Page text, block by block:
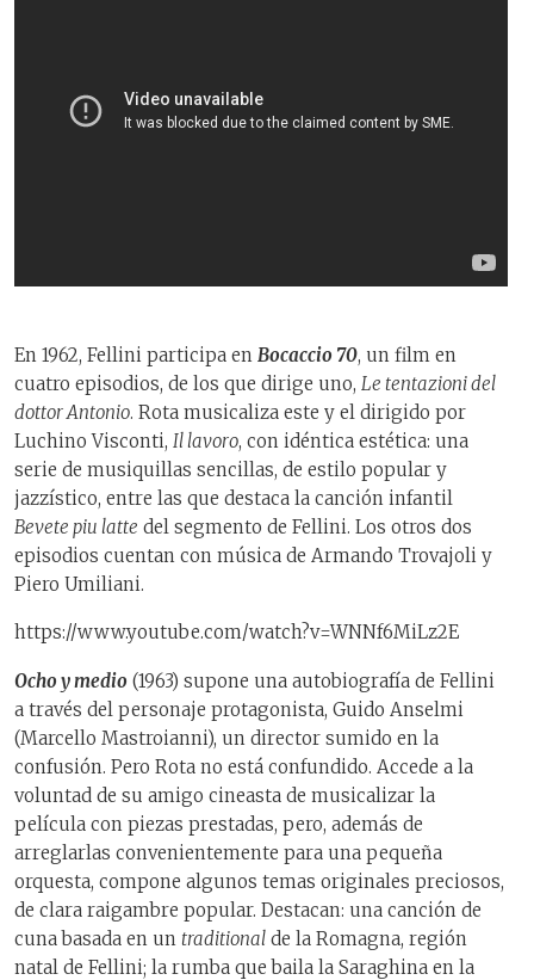
En 1962, Fellini participa en Bocaccio 70, un film en
cuatro episodios, de los que dirige uno, Le tentazioni del
dottor Antonio. Rota musicaliza este y el dirigido por
Luchino Visconti, Il lavoro, con idéntica estética: una
serie de musiquillas sencillas, de estilo popular y
jazzístico, entre las que destaca la canción infantil
Bevete piu latte del segmento de Fellini. Los otros dos
episodios cuentan con música de Armando Trovajoli y
Piero Umiliani.
https://www.youtube.com/watch?v=WNNf6MiLz2E
Ocho y medio (1963) supone una autobiografía de Fellini
a través del personaje protagonista, Guido Anselmi
(Marcello Mastroianni), un director sumido en la
confusión. Pero Rota no está confundido. Accede a la
voluntad de su amigo cineasta de musicalizar la
película con piezas prestadas, pero, además de
arreglarlas convenientemente para una pequeña
orquesta, compone algunos temas originales preciosos,
de clara raigambre popular. Destacan: una canción de
cuna basada en un traditional de la Romagna, región
natal de Fellini; la rumba que baila la Saraghina en la